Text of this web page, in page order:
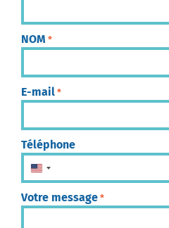
NOM *
E-mail *
Téléphone
États-Unis +1
Votre message *